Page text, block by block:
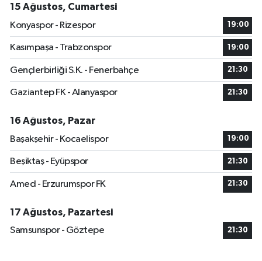
15 Ağustos, Cumartesi
Konyaspor - Rizespor
19:00
Kasımpaşa - Trabzonspor 19:00
Gençlerbirliği S.K. - Fenerbahçe 21:30
Gaziantep FK - Alanyaspor 21:30
16 Ağustos, Pazar
Başakşehir - Kocaelispor
19:00
Beşiktaş - Eyüpspor 21:30
Amed - Erzurumspor FK 21:30
17 Ağustos, Pazartesi
Samsunspor - Göztepe
21:30